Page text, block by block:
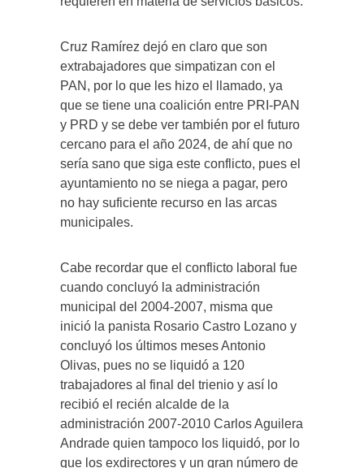
Cruz Ramírez dejó en claro que son
extrabajadores que simpatizan con el
PAN, por lo que les hizo el llamado, ya
que se tiene una coalición entre PRI-PAN
y PRD y se debe ver también por el futuro
cercano para el año 2024, de ahí que no
sería sano que siga este conflicto, pues el
ayuntamiento no se niega a pagar, pero
no hay suficiente recurso en las arcas
municipales.
Cabe recordar que el conflicto laboral fue
cuando concluyó la administración
municipal del 2004-2007, misma que
inició la panista Rosario Castro Lozano y
concluyó los últimos meses Antonio
Olivas, pues no se liquidó a 120
trabajadores al final del trienio y así lo
recibió el recién alcalde de la
administración 2007-2010 Carlos Aguilera
Andrade quien tampoco los liquidó, por lo
que los exdirectores y un gran número de